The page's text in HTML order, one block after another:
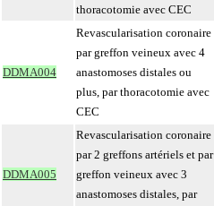
thoracotomie avec CEC
DDMA004
Revascularisation coronaire
par greffon veineux avec 4
anastomoses distales ou
plus, par thoracotomie avec
CEC
DDMA005
Revascularisation coronaire
par 2 greffons artériels et par
greffon veineux avec 3
anastomoses distales, par